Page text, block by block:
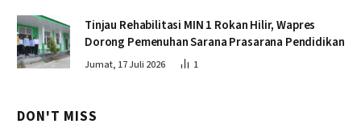
Tinjau Rehabilitasi MIN 1 Rokan Hilir, Wapres
Dorong Pemenuhan Sarana Prasarana Pendidikan
Jumat, 17 Juli 2026 1
DON'T MISS